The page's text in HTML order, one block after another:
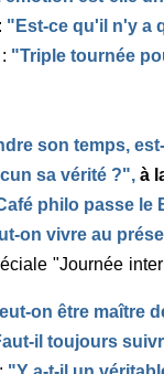
"Est-ce qu'il n'y a
"Triple tournée
son temps,
sa vérité ?", à
philo passe le
on vivre au
"Journée
on être maître
il toujours